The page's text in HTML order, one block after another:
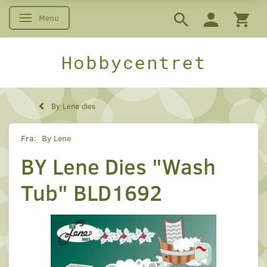
Skifte navigation
Menu
Hobbycentret
By Lene dies
Fra: By Lene
BY Lene Dies "Wash
Tub" BLD1692